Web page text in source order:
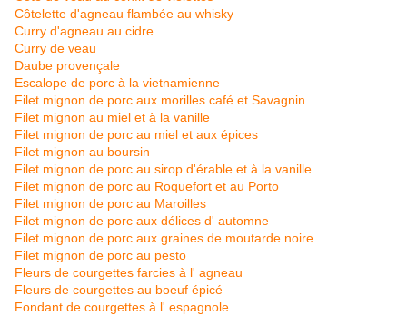
Côtelette d'agneau flambée au whisky
Curry d'agneau au cidre
Curry de veau
Daube provençale
Escalope de porc à la vietnamienne
Filet mignon de porc aux morilles café et Savagnin
Filet mignon au miel et à la vanille
Filet mignon de porc au miel et aux épices
Filet mignon au boursin
Filet mignon de porc au sirop d'érable et à la vanille
Filet mignon de porc au Roquefort et au Porto
Filet mignon de porc au Maroilles
Filet mignon de porc aux délices d' automne
Filet mignon de porc aux graines de moutarde noire
Filet mignon de porc au pesto
Fleurs de courgettes farcies à l' agneau
Fleurs de courgettes au boeuf épicé
Fondant de courgettes à l' espagnole